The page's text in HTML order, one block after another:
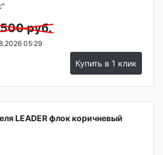
руб.
05:29
Купить в 1 клик
LEADER флок коричневый